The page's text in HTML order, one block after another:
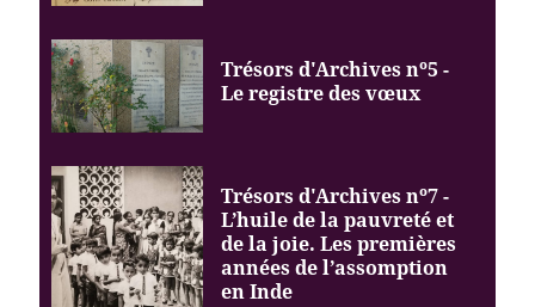
Trésors d'Archives nº5 -
Le registre des vœux
Trésors d'Archives nº7 -
L’huile de la pauvreté et
de la joie. Les premières
années de l’assomption
en Inde